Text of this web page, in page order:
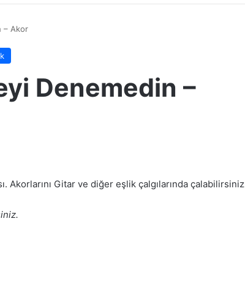
– Akor
Denemedin –
Akorlarını Gitar ve diğer eşlik çalgılarında